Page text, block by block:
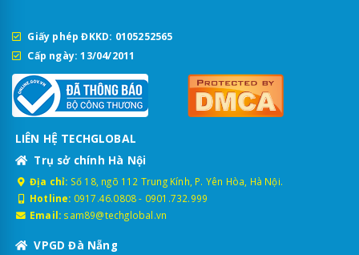
Giấy phép ĐKKD: 0105252565
Cấp ngày: 13/04/2011
LIÊN HỆ TECHGLOBAL
Trụ sở chính Hà Nội
Địa chỉ: Số 18, ngõ 112 Trung Kính, P. Yên Hòa, Hà Nội.
Hotline: 0917.46.0808- 0901.732.999
Email: sam89@techglobal.vn
VPGD Đà Nẵng